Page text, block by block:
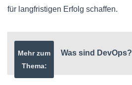
für langfristigen Erfolg schaffen.
Mehr zum
Thema:
Was sind DevOps?